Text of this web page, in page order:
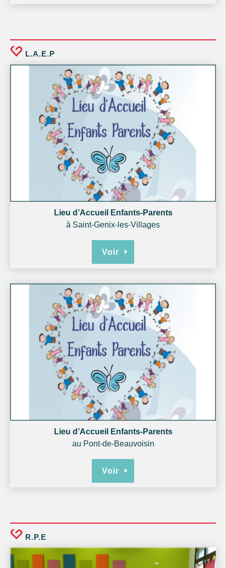
L.A.E.P
Lieu d’Accueil Enfants-Parents
à Saint-Genix-les-Villages
Voir
Lieu d’Accueil Enfants-Parents
au Pont-de-Beauvoisin
Voir
R.P.E